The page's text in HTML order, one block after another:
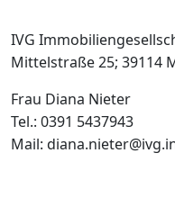
IVG
Mittelstraße 25; 39114
Frau Diana Nieter
Tel.: 0391 5437943
Mail: